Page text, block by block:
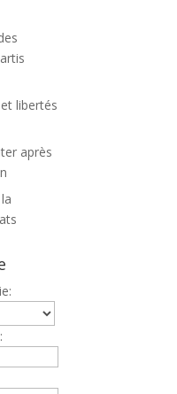
libertés
après